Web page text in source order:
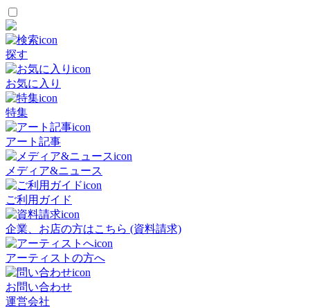
探す
お気に入り
特集
アート記事
メディア&ニュース
ご利用ガイド
企業、お店の方はこちら (資料請求)
アーティストの方へ
お問い合わせ
運営会社